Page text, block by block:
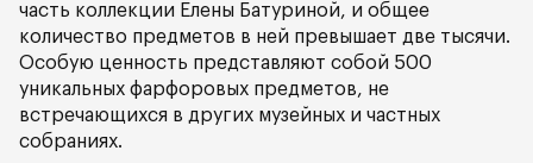
часть коллекции Елены Батуриной, и общее
количество предметов в ней превышает две тысячи.
Особую ценность представляют собой 500
уникальных фарфоровых предметов, не
встречающихся в других музейных и частных
собраниях.